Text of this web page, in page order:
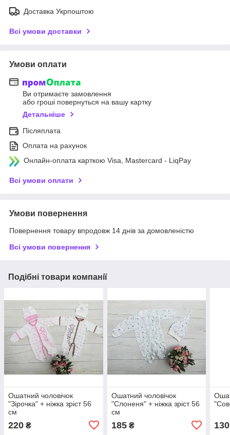
Доставка Укрпоштою
Всі умови доставки
Умови оплати
Ви отримаєте замовлення
або гроші повернуться на вашу картку
Детальніше
Післяплата
Оплата на рахунок
Онлайн-оплата карткою Visa, Mastercard - LiqPay
Всі умови оплати
Умови повернення
Повернення товару впродовж 14 днів за домовленістю
Всі умови повернення
Подібні товари компанії
Ошатний чоловічок
"Зірочка" + ніжка зріст 56
см
220 ₴
Ошатний чоловічок
"Слоненя" + ніжка зріст 56
см
185₴ 130